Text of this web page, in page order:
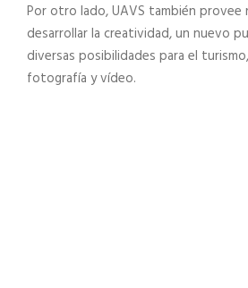
Por otro lado, UAVS también provee
desarrollar la creatividad, un nuevo
diversas posibilidades para el
fotografía y vídeo.